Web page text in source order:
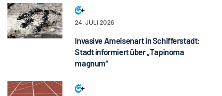
24. JULI 2026
Invasive Ameisenart in Schifferstadt:
Stadt informiert über „Tapinoma
magnum“